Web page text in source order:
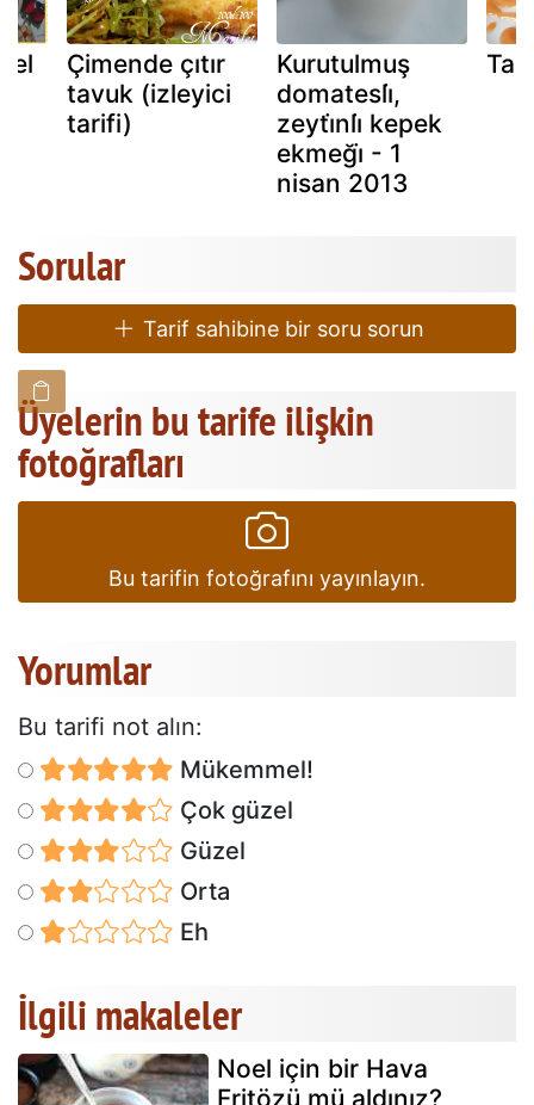
Çimende çıtır
tavuk (izleyici
tarifi)
Kurutulmuş
domatesli̇,
zeyti̇nli̇ kepek
ekmeği̇ - 1
nisan 2013
Sorular
Tarif sahibine bir soru sorun
Üyelerin bu tarife ilişkin
fotoğrafları
Bu tarifin fotoğrafını yayınlayın.
Yorumlar
Bu tarifi not alın:
Mükemmel!
Çok güzel
Güzel
Orta
Eh
İlgili makaleler
Noel için bir Hava
Fritözü mü aldınız?